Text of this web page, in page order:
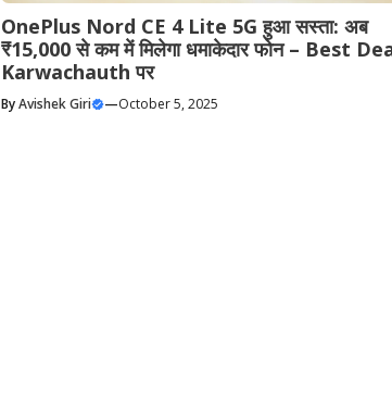
OnePlus Nord CE 4 Lite 5G हुआ सस्ता: अब
₹15,000 से कम में मिलेगा धमाकेदार फोन – Best
Karwachauth पर
ByAvishek Giri —October 5, 2025